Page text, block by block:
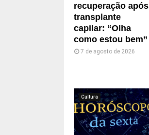
recuperação após
transplante
capilar: “Olha
como estou bem”
7 de agosto de 2026
Cultura